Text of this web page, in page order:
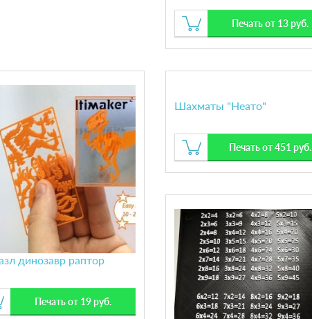
Печать от 13 руб.
динозавр раптор
Печать от 19 руб.
Шахматы "Неато"
Печать от 451 руб.